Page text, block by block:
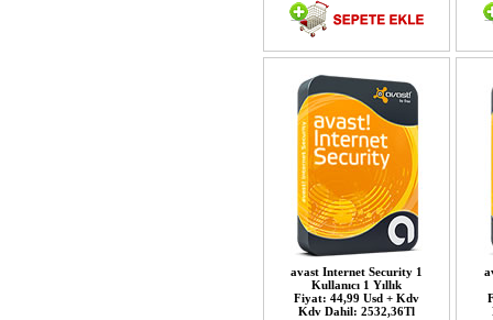
avast Internet Security 1
Kullanıcı 1 Yıllık
Fiyat: 44,99 Usd + Kdv
Kdv Dahil: 2532,36Tl